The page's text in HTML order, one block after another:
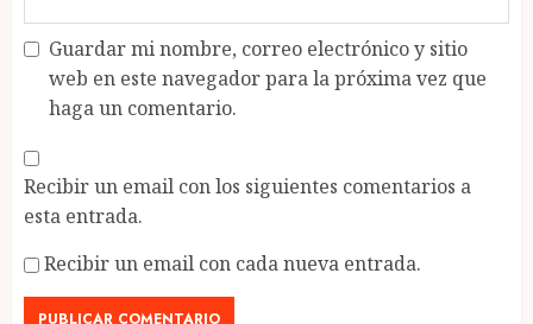
Guardar mi nombre, correo electrónico y sitio
web en este navegador para la próxima vez que
haga un comentario.
Recibir un email con los siguientes comentarios a
esta entrada.
Recibir un email con cada nueva entrada.